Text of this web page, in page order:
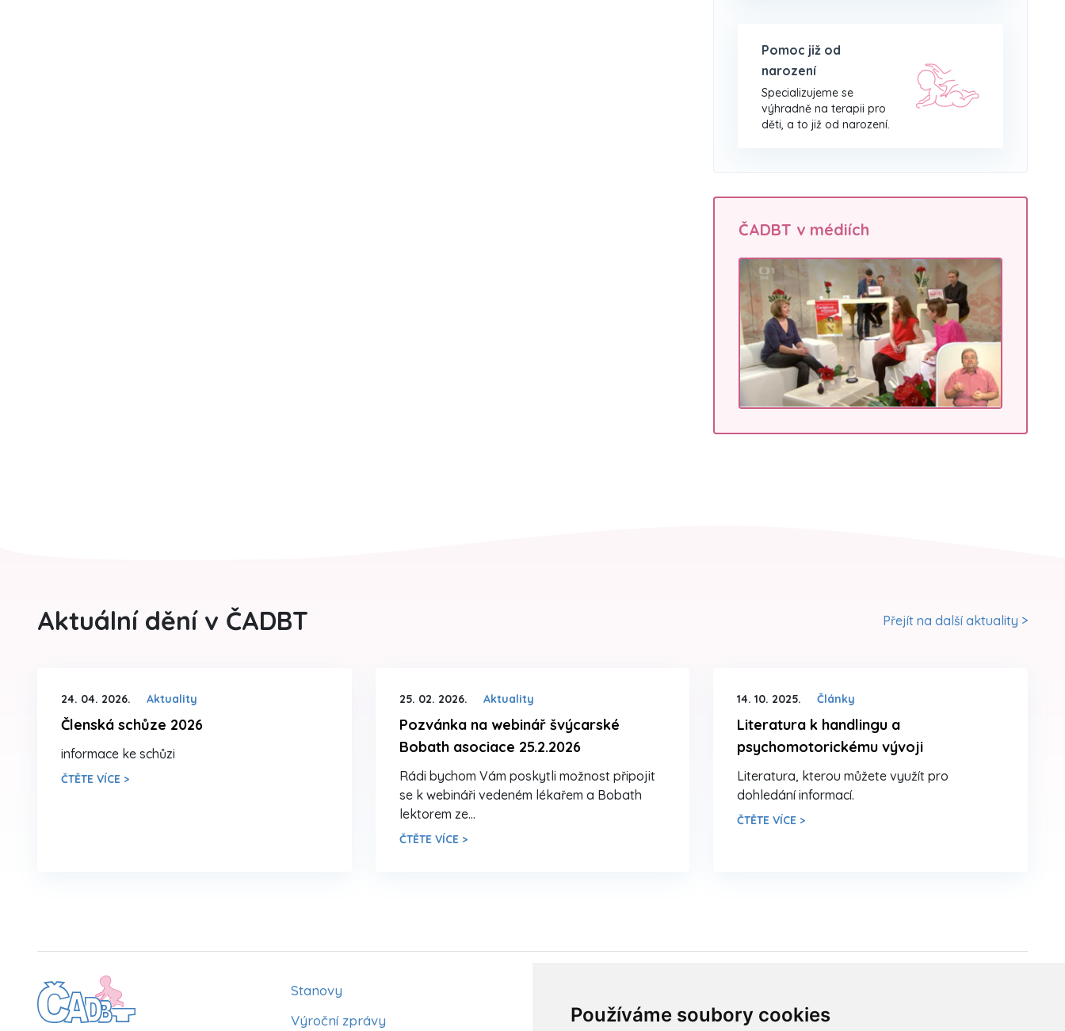
Používáme soubory cookies
Pomoc již od
narození
Specializujeme se
výhradně na terapii pro
děti, a to již od narození.
ČADBT v médiích
Aktuální dění v ČADBT Přejít na další aktuality >
24. 04. 2026. Aktuality
Členská schůze 2026
informace ke schůzi
ČTĚTE VÍCE >
25. 02. 2026. Aktuality
Pozvánka na webinář švýcarské
Bobath asociace 25.2.2026
Rádi bychom Vám poskytli možnost připojit
se k webináři vedeném lékařem a Bobath
lektorem ze…
ČTĚTE VÍCE >
14. 10. 2025. Články
Literatura k handlingu a
psychomotorickému vývoji
Literatura, kterou můžete využít pro
dohledání informací.
ČTĚTE VÍCE >
Stanovy
Výroční zprávy
Články
Česká Asociace Dětských Bobath